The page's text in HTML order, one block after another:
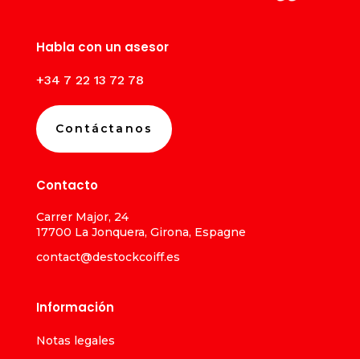
Habla con un asesor
+34 7 22 13 72 78
Contáctanos
Contacto
Carrer Major, 24
17700 La Jonquera, Girona, Espagne
contact@destockcoiff.es
Información
Notas legales